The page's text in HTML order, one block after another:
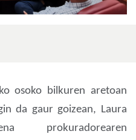
osoko bilkuren aretoan
da gaur goizean, Laura
prokuradorearen